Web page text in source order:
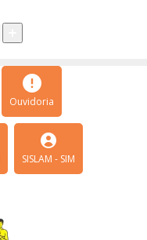
Ouvidoria
SISLAM - SIM